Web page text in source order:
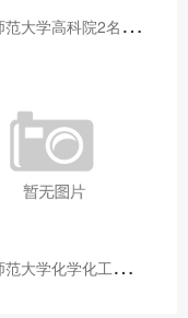
青
海师范大学高科院2名专家当选中国科学院院士
青
海师范大学化学化工学院开展铸牢中华民族共同体意识大讲堂活动